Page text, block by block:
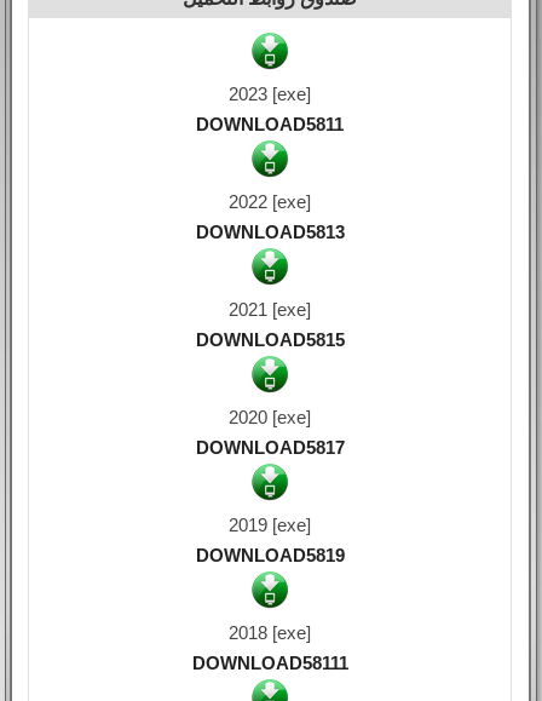
2023 [exe]
DOWNLOAD5811
2022 [exe]
DOWNLOAD5813
2021 [exe]
DOWNLOAD5815
2020 [exe]
DOWNLOAD5817
2019 [exe]
DOWNLOAD5819
2018 [exe]
DOWNLOAD58111